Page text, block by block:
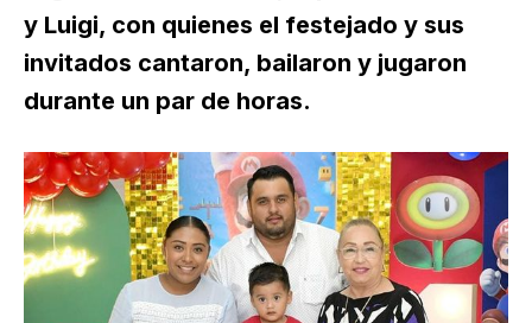
y Luigi, con quienes el festejado y sus
invitados cantaron, bailaron y jugaron
durante un par de horas.